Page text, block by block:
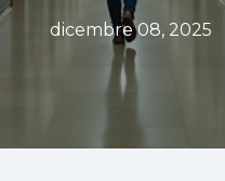
dicembre 08, 2025